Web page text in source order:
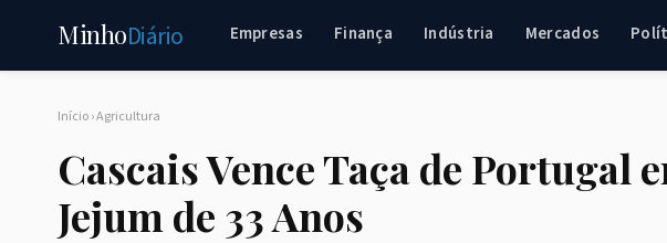
MinhoDiário Empresas Finança Indústria Mercados
Início›Agricultura
Cascais Vence Taça de Portugal
Jejum de 33 Anos